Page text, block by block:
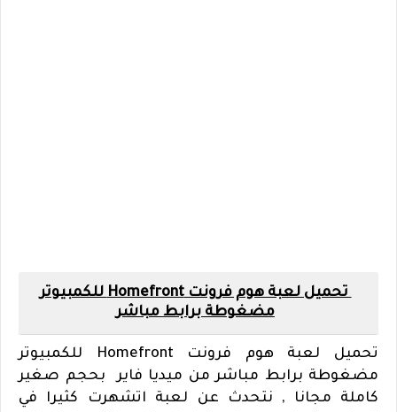
تحميل لعبة هوم فرونت Homefront للكمبيوتر
مضغوطة برابط مباشر
تحميل لعبة هوم فرونت Homefront للكمبيوتر
مضغوطة برابط مباشر من ميديا فاير بحجم صغير
كاملة مجانا , نتحدث عن لعبة اتشهرت كثيرا في